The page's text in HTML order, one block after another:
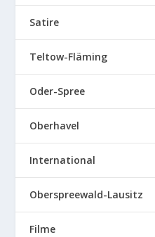
Satire
Teltow-Fläming
Oder-Spree
Oberhavel
International
Oberspreewald-Lausitz
Filme